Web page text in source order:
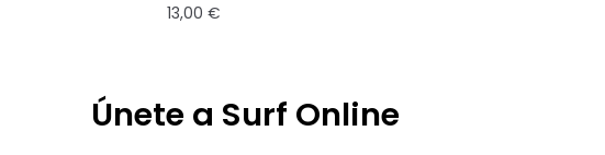
13,00 €
Únete a Surf Online